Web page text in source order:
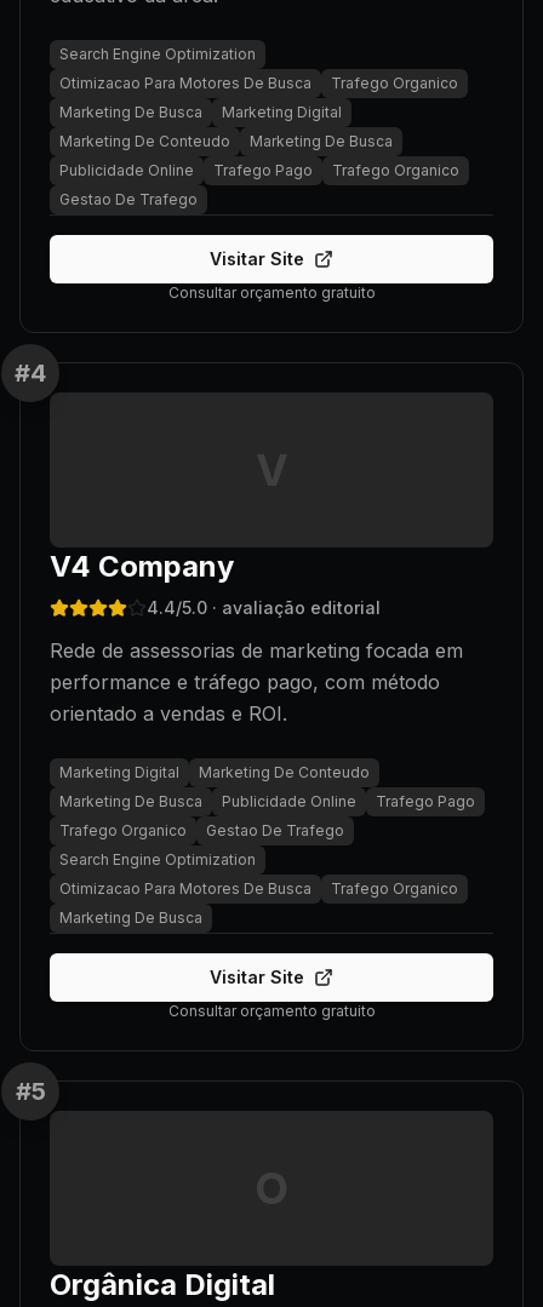
Search Engine Optimization
Otimizacao Para Motores De Busca
Trafego Organico
Marketing De Busca
Marketing Digital
Marketing De Conteudo
Marketing De Busca
Publicidade Online
Trafego Pago
Trafego Organico
Gestao De Trafego
Visitar Site
Consultar orçamento gratuito
#4
V
V4 Company
4.4/5.0 · avaliação editorial
Rede de assessorias de marketing focada em
performance e tráfego pago, com método
orientado a vendas e ROI.
Marketing Digital
Marketing De Conteudo
Marketing De Busca
Publicidade Online
Trafego Pago
Trafego Organico
Gestao De Trafego
Search Engine Optimization
Otimizacao Para Motores De Busca
Trafego Organico
Marketing De Busca
Visitar Site
Consultar orçamento gratuito
#5
O
Orgânica Digital